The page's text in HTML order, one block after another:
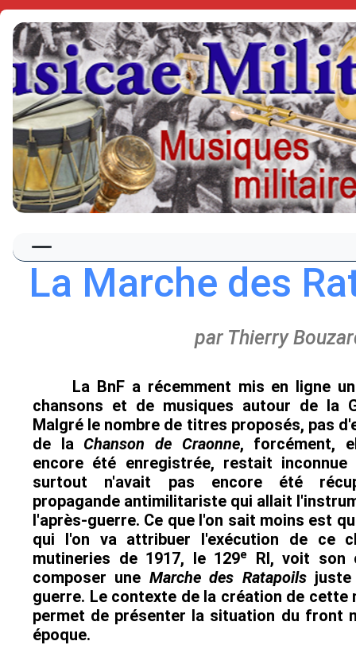
La Marche des
par Thierry
La BnF a récemment mis en ligne
chansons et de musiques autour de la
Malgré le nombre de titres proposés, pas
de la Chanson de Craonne, forcément,
encore été enregistrée, restait
surtout n'avait pas encore été
propagande antimilitariste qui allait
l'après-guerre. Ce que l'on sait moins est
qui l'on va attribuer l'exécution de ce
mutineries de 1917, le 129e
RI, voit son
composer une Marche des Ratapoilsjuste
guerre. Le contexte de la création de cette
permet de présenter la situation du front
époque.